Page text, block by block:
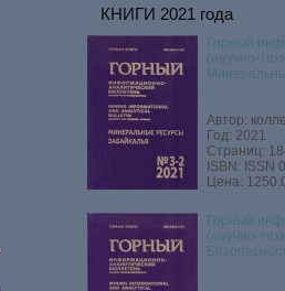
КНИГИ 2021 года
Горный
(научно-
Автор:
Год: 2021
Страниц:
ISBN: ISSN
Цена:
Горный
(научно-